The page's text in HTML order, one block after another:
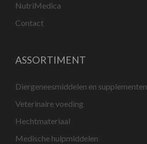
NutriMedica
Contact
ASSORTIMENT
Diergeneesmiddelen en supplementen
Veterinaire voeding
Hechtmateriaal
Medische hulpmiddelen